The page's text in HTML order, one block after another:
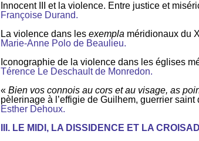
Innocent III et la violence. Entre justice et
Françoise Durand.
La violence dans les exempla méridionaux du
Marie-Anne Polo de Beaulieu.
Iconographie de la violence dans les églises
Térence Le Deschault de Monredon.
« Bien vos connois au cors et au visage, as
pèlerinage à l’effigie de Guilhem, guerrier saint
Esther Dehoux.
III. LE MIDI, LA DISSIDENCE ET LA